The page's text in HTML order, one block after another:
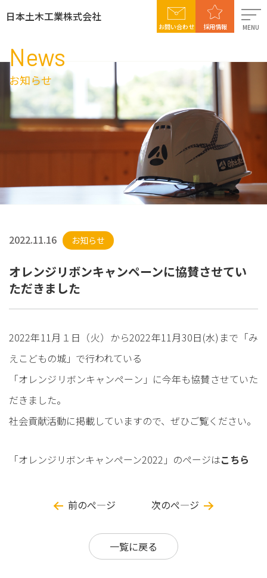
日本土木工業株式会社
日本土木工業について
事業案内
施工実績
お問い合わせ 採用情報 MENU
News
お知らせ
2022.11.16 お知らせ
オレンジリボンキャンペーンに協賛させてい
ただきました
2022年11月１日（火）から2022年11月30日(水)まで「み
えこどもの城 」で行われている
「オレンジリボンキャンペーン 」に今年も協賛させていた
だきました。
社会貢献活動に掲載していますので、ぜひご覧ください。
「オレンジリボンキャンペーン2022」のページはこちら
前のぺ―ジ 次のぺ―ジ
一覧に戻る